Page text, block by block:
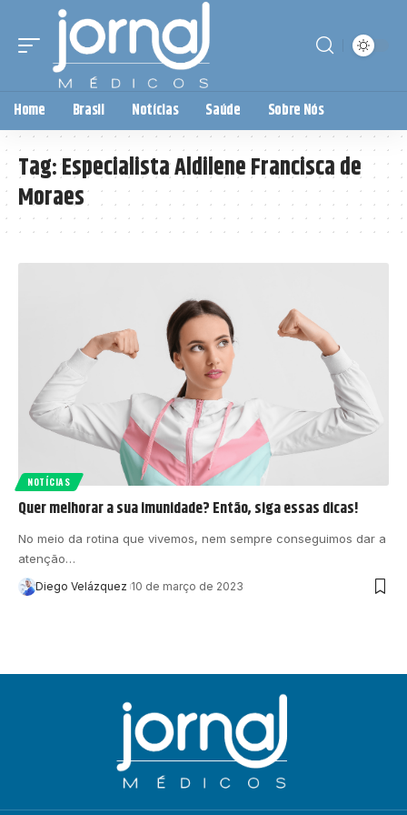
Home Brasil Notícias Saúde Sobre Nós
Tag:Especialista Aldilene Francisca de
Moraes
NOTÍCIAS
Quer melhorar a sua imunidade? Então, siga essas dicas!
No meio da rotina que vivemos, nem sempre conseguimos dar a
atenção…
Diego Velázquez 10 de março de 2023